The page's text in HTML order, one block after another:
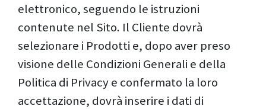
elettronico, seguendo le istruzioni
contenute nel Sito. Il Cliente dovrà
selezionare i Prodotti e, dopo aver preso
visione delle Condizioni Generali e della
Politica di Privacy e confermato la loro
accettazione, dovrà inserire i dati di